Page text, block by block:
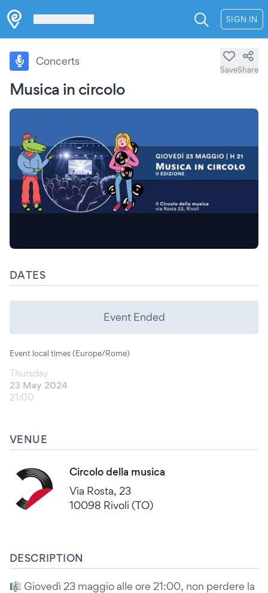
SIGN IN
Musica in circolo
Concerts
SaveShare
DATES
Event Ended
Event local times (Europe/Rome)
Thursday
23 May 2024
21:00
VENUE
Circolo della musica
Via Rosta, 23
10098 Rivoli (TO)
DESCRIPTION
🎼 Giovedì 23 maggio alle ore 21:00, non perdere la